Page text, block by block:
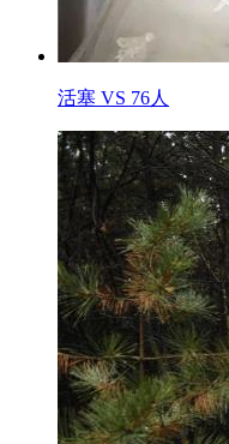
活塞 VS 76人